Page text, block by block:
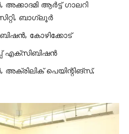
ആര്‍ട്ട് ഗാലറി
ബാഗ്ലൂര്‍
കോഴിക്കോട്
എക്‌സിബിഷന്‍
പെയിന്റിങ്‌സ്,